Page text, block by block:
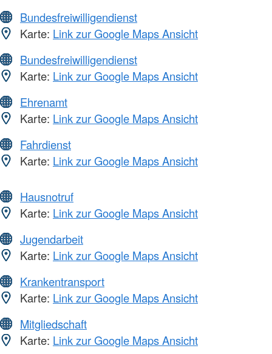
Bundesfreiwilligendienst
Karte: Link zur Google Maps Ansicht
Bundesfreiwilligendienst
Karte: Link zur Google Maps Ansicht
Ehrenamt
Karte: Link zur Google Maps Ansicht
Fahrdienst
Karte: Link zur Google Maps Ansicht
Hausnotruf
Karte: Link zur Google Maps Ansicht
Jugendarbeit
Karte: Link zur Google Maps Ansicht
Krankentransport
Karte: Link zur Google Maps Ansicht
Mitgliedschaft
Karte: Link zur Google Maps Ansicht